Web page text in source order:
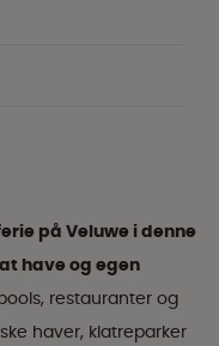
på Veluwe i denne
have og egen
restauranter og
haver, klatreparker